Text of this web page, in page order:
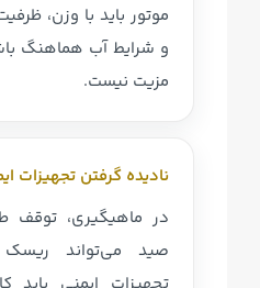
موتور باید با وزن،
و شرایط آب هماهنگ
مزیت نیست.
نادیده گرفتن تجهیزات
در ماهیگیری، توقف
صید می‌تواند